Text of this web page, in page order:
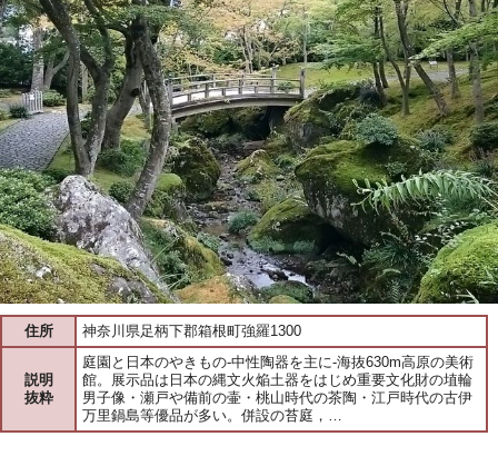
住所 神奈川県足柄下郡箱根町強羅1300
説明
抜粋
庭園と日本のやきもの-中性陶器を主に-海抜630m高原の美術
館。展示品は日本の縄文火焔土器をはじめ重要文化財の埴輪
男子像・瀬戸や備前の壷・桃山時代の茶陶・江戸時代の古伊
万里鍋島等優品が多い。併設の苔庭，…